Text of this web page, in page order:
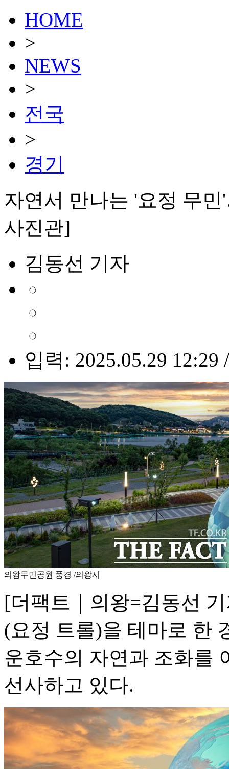
HOME
>
NEWS
>
전국
>
경기
자연서 만나는 '요정 무
사진관]
김동선 기자
입력: 2025.05.29 12:29
의왕무민공원 풍경 /의왕시
[더팩트｜의왕=김동선
(요정 트롤)을 테마로 한
운호수의 자연과 조화를
선사하고 있다.